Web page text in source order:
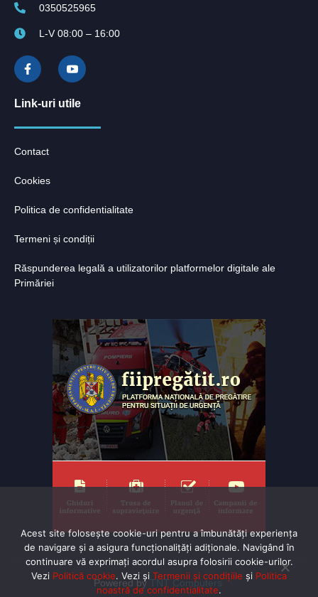
0350525965
L-V 08:00 – 16:00
Link-uri utile
Contact
Cookies
Politica de confidentialitate
Termeni și condiții
Răspunderea legală a utilizatorilor platformelor digitale ale
Primăriei
Powered byTNT Computers
Acest site folosește cookie-uri pentru a îmbunătăți experiența
de navigare și a asigura funcționalițăți adiționale. Navigând în
continuare vă exprimaţi acordul asupra folosirii cookie-urilor.
Vezi Politică cookie. Vezi și Termenii și condițiile și Politica
noastră de confidentialitate.